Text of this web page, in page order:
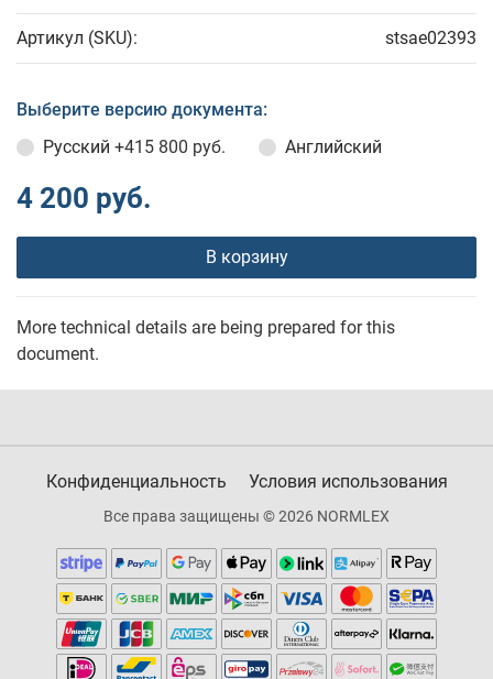
Артикул (SKU): stsae02393
Выберите версию документа:
Русский +415 800 руб. Английский
4 200 руб.
В корзину
More technical details are being prepared for this
document.
Конфиденциальность Условия использования
Все права защищены © 2026 NORMLEX